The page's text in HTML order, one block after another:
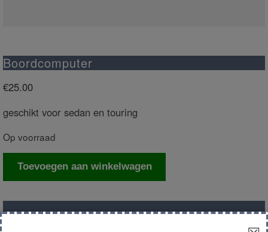
Boordcomputer
€25.00
geschikt voor sedan en touring
Op voorraad
Boordcomputer
Toevoegen aan winkelwagen
Productnummer(graag melden bij
1335